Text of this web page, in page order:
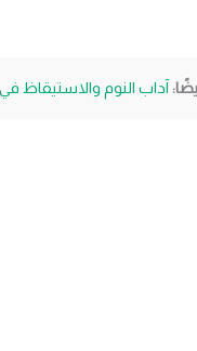
آداب النوم والاستيقاظ